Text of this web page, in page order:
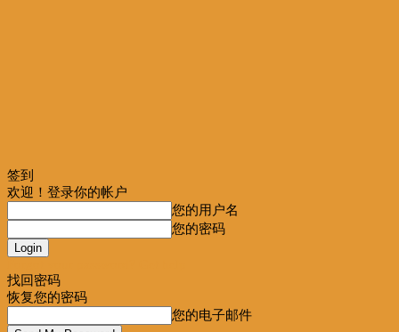
签到
欢迎！登录你的帐户
您的用户名
您的密码
找回密码
恢复您的密码
您的电子邮件